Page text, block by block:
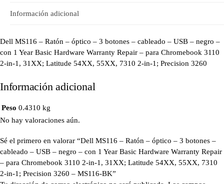
Información adicional
Dell MS116 – Ratón – óptico – 3 botones – cableado – USB – negro –
con 1 Year Basic Hardware Warranty Repair – para Chromebook 3110
2-in-1, 31XX; Latitude 54XX, 55XX, 7310 2-in-1; Precision 3260
Información adicional
Peso 0.4310 kg
No hay valoraciones aún.
Sé el primero en valorar “Dell MS116 – Ratón – óptico – 3 botones –
cableado – USB – negro – con 1 Year Basic Hardware Warranty Repair
– para Chromebook 3110 2-in-1, 31XX; Latitude 54XX, 55XX, 7310
2-in-1; Precision 3260 – MS116-BK”